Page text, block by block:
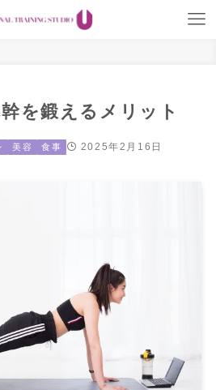
を鍛えるメリット
美容 食事 2025年2月16日